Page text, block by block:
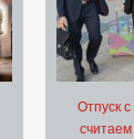
Отпуск